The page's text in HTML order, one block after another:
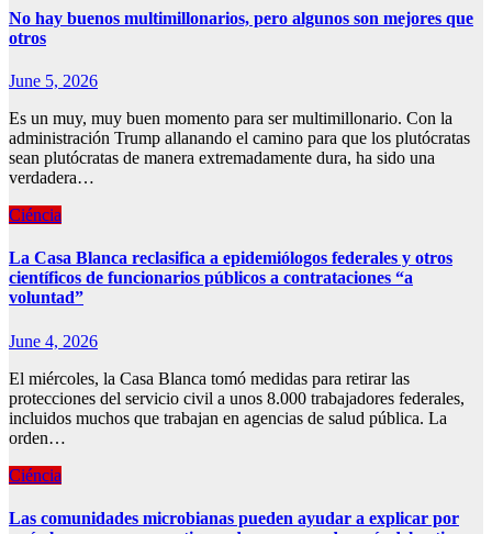
No hay buenos multimillonarios, pero algunos son mejores que
otros
June 5, 2026
Es un muy, muy buen momento para ser multimillonario. Con la
administración Trump allanando el camino para que los plutócratas
sean plutócratas de manera extremadamente dura, ha sido una
verdadera…
Ciéncia
La Casa Blanca reclasifica a epidemiólogos federales y otros
científicos de funcionarios públicos a contrataciones “a
voluntad”
June 4, 2026
El miércoles, la Casa Blanca tomó medidas para retirar las
protecciones del servicio civil a unos 8.000 trabajadores federales,
incluidos muchos que trabajan en agencias de salud pública. La
orden…
Ciéncia
Las comunidades microbianas pueden ayudar a explicar por